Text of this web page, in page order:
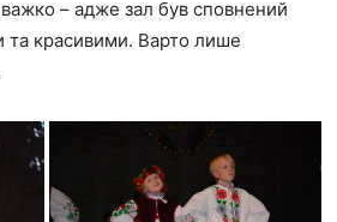
– адже зал був сповнений
та красивими. Варто лише